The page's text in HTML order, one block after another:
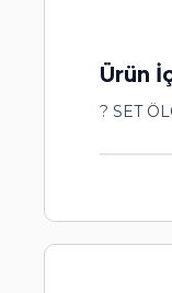
Ürün
? SET